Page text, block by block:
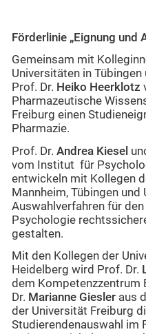
Förderlinie „Eignung und
Gemeinsam mit
Universitäten in
Prof. Dr. Heiko Heerklotz
Pharmazeutische
Freiburg einen
Pharmazie.
Prof. Dr. Andrea Kiesel
vom Institut für
entwickeln mit Kollegen
Mannheim, Tübingen
Auswahlverfahren für
Psychologie
gestalten.
Mit den Kollegen der
Heidelberg wird Prof. Dr.
dem Kompetenzzentrum
Dr. Marianne Giesler aus
der Universität Freiburg
Studierendenauswahl im